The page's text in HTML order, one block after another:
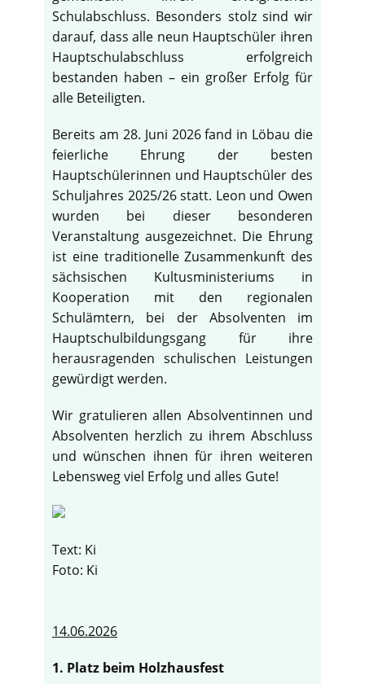
Schulabschluss. Besonders stolz sind wir
darauf, dass alle neun Hauptschüler ihren
Hauptschulabschluss erfolgreich
bestanden haben – ein großer Erfolg für
alle Beteiligten.
Bereits am 28. Juni 2026 fand in Löbau die
feierliche Ehrung der besten
Hauptschülerinnen und Hauptschüler des
Schuljahres 2025/26 statt. Leon und Owen
wurden bei dieser besonderen
Veranstaltung ausgezeichnet. Die Ehrung
ist eine traditionelle Zusammenkunft des
sächsischen Kultusministeriums in
Kooperation mit den regionalen
Schulämtern, bei der Absolventen im
Hauptschulbildungsgang für ihre
herausragenden schulischen Leistungen
gewürdigt werden.
Wir gratulieren allen Absolventinnen und
Absolventen herzlich zu ihrem Abschluss
und wünschen ihnen für ihren weiteren
Lebensweg viel Erfolg und alles Gute!
Text: Ki
Foto: Ki
14.06.2026
1. Platz beim Holzhausfest